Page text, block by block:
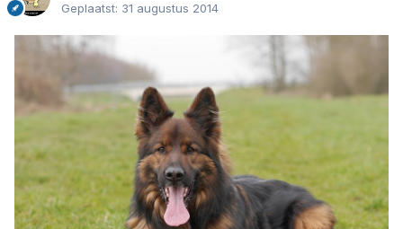
Geplaatst: 31 augustus 2014